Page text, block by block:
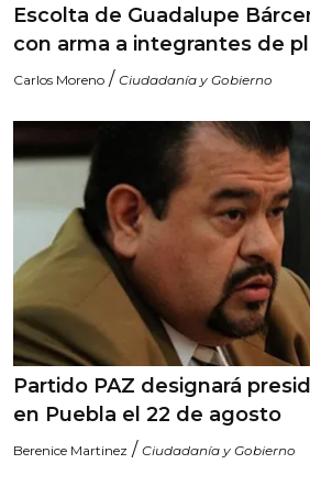
Escolta de Guadalupe
con arma a integrantes de
Carlos Moreno / Ciudadanía y Gobierno
Partido PAZ designará
en Puebla el 22 de agosto
Berenice Martinez / Ciudadanía y Gobierno